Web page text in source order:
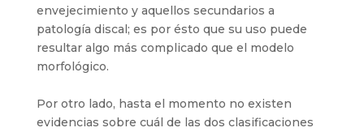
envejecimiento y aquellos secundarios a
patología discal; es por ésto que su uso puede
resultar algo más complicado que el modelo
morfológico.
Por otro lado, hasta el momento no existen
evidencias sobre cuál de las dos clasificaciones